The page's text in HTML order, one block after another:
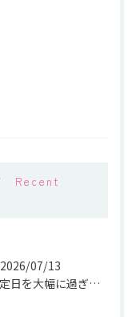
Recent
2026/07/13
予定日を大幅に過ぎても生まれてくる気配がなかったトウブハコガ...